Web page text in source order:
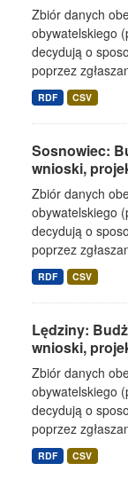
Zbiór danych
obywatelskiego
decydują o
poprzez
RDF CSV
Sosnowiec:
wnioski,
Zbiór danych
obywatelskiego
decydują o
poprzez
RDF CSV
Lędziny:
wnioski,
Zbiór danych
obywatelskiego
decydują o
poprzez
RDF CSV